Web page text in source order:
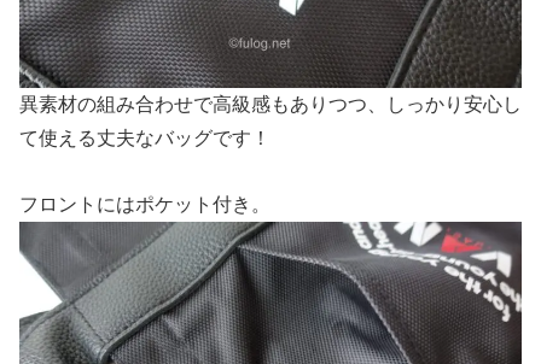
異素材の組み合わせで高級感もありつつ、しっかり安心し
て使える丈夫なバッグです！
フロントにはポケット付き。